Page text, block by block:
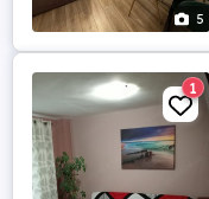
5
1